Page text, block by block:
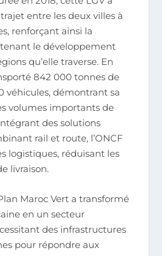
entre les deux villes à
renforçant ainsi la
le développement
qu’elle traverse. En
842 000 tonnes de
véhicules, démontrant sa
volumes importants de
des solutions
rail et route, l’ONCF
logistiques, réduisant les
livraison.
Maroc Vert a transformé
en un secteur
des infrastructures
pour répondre aux